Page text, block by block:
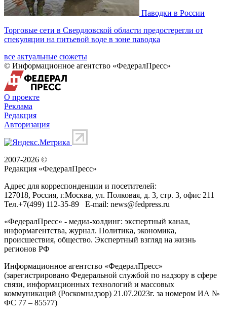
Паводки в России
Торговые сети в Свердловской области предостерегли от
спекуляции на питьевой воде в зоне паводка
все актуальные сюжеты
© Информационное агентство «ФедералПресс»
О проекте
Реклама
Редакция
Авторизация
2007-2026 ©
Редакция «ФедералПресс»
Адрес для корреспонденции и посетителей:
127018, Россия, г.Москва, ул. Полковая, д. 3, стр. 3, офис 211
Тел.+7(499) 112-35-89 E-mail: news@fedpress.ru
«ФедералПресс» - медиа-холдинг: экспертный канал,
информагентства, журнал. Политика, экономика,
происшествия, общество. Экспертный взгляд на жизнь
регионов РФ
Информационное агентство «ФедералПресс»
(зарегистрировано Федеральной службой по надзору в сфере
связи, информационных технологий и массовых
коммуникаций (Роскомнадзор) 21.07.2023г. за номером ИА №
ФС 77 – 85577)